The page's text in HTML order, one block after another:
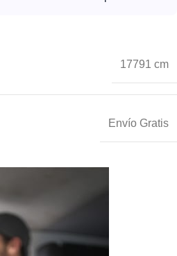
17791 cm
Envío Gratis